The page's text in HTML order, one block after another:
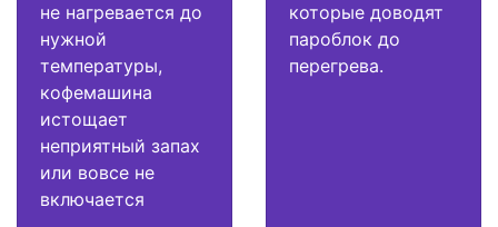
не нагревается до
нужной
температуры,
кофемашина
истощает
неприятный запах
или вовсе не
включается
которые доводят
пароблок до
перегрева.